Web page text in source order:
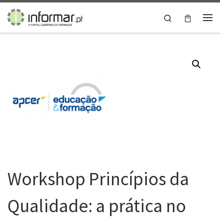
Skip to content
Search
Workshop Princípios da
Qualidade: a prática no